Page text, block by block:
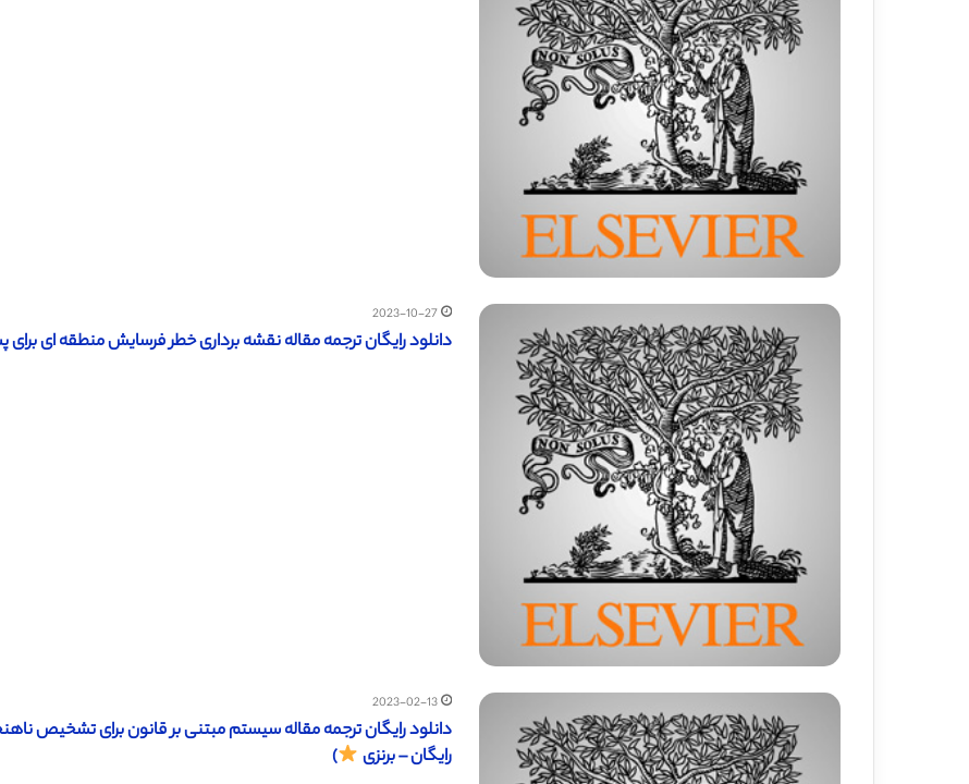
2023-10-27
دانلود رایگان ترجمه مقاله نقشه برداری خطر فرسایش منطقه ای برای
2023-02-13
رایگان – برنزی
)